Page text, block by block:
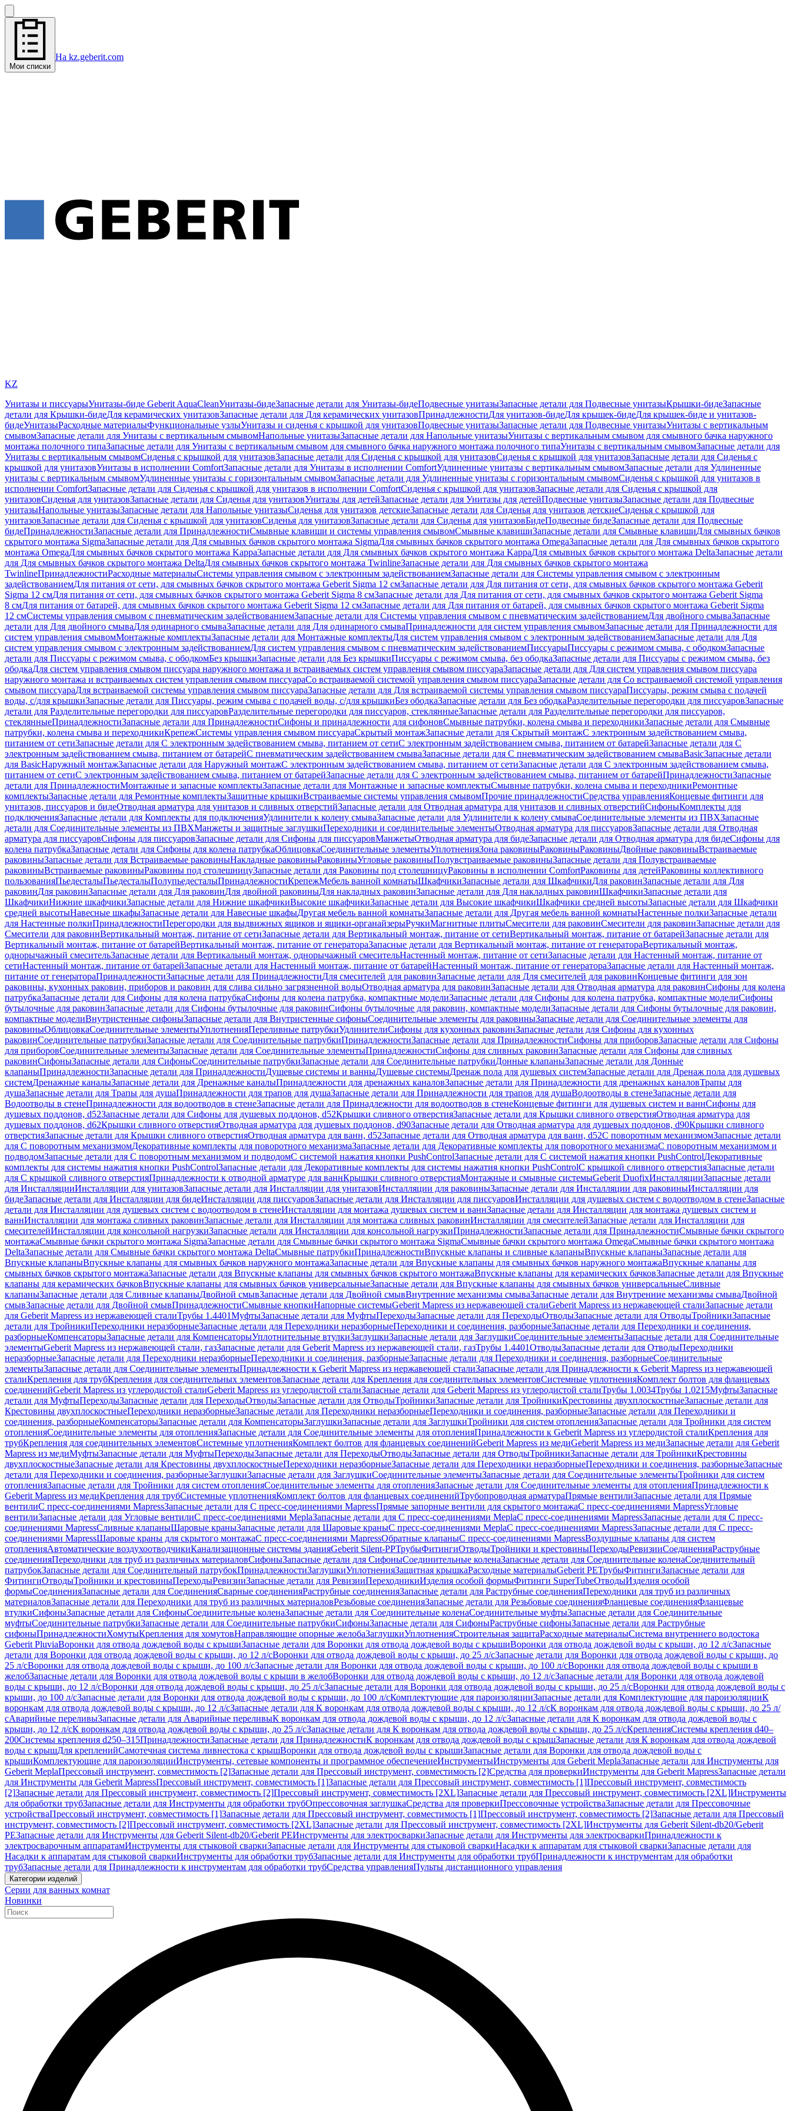
Мои списки
На kz.geberit.com
KZ
Унитазы и писсуарыУнитазы-биде Geberit AquaCleanУнитазы-бидеЗапасные детали для Унитазы-бидеПодвесные унитазыЗапасные детали для Подвесные унитазыКрышки-бидеЗапасные
детали для Крышки-бидеДля керамических унитазовЗапасные детали для Для керамических унитазовПринадлежностиДля унитазов-бидеДля крышек-бидеДля крышек-биде и унитазов-
бидеУнитазыРасходные материалыФункциональные узлыУнитазы и сиденья с крышкой для унитазовПодвесные унитазыЗапасные детали для Подвесные унитазыУнитазы с вертикальным
смывомЗапасные детали для Унитазы с вертикальным смывомНапольные унитазыЗапасные детали для Напольные унитазыУнитазы с вертикальным смывом для смывного бачка наружного
монтажа полочного типаЗапасные детали для Унитазы с вертикальным смывом для смывного бачка наружного монтажа полочного типаУнитазы с вертикальным смывомЗапасные детали для
Унитазы с вертикальным смывомСиденья с крышкой для унитазовЗапасные детали для Сиденья с крышкой для унитазовСиденья с крышкой для унитазовЗапасные детали для Сиденья с
крышкой для унитазовУнитазы в исполнении ComfortЗапасные детали для Унитазы в исполнении ComfortУдлиненные унитазы с вертикальным смывомЗапасные детали для Удлиненные
унитазы с вертикальным смывомУдлиненные унитазы с горизонтальным смывомЗапасные детали для Удлиненные унитазы с горизонтальным смывомСиденья с крышкой для унитазов в
исполнении ComfortЗапасные детали для Сиденья с крышкой для унитазов в исполнении ComfortСиденья с крышкой для унитазовЗапасные детали для Сиденья с крышкой для
унитазовСиденья для унитазовЗапасные детали для Сиденья для унитазовУнитазы для детейЗапасные детали для Унитазы для детейПодвесные унитазыЗапасные детали для Подвесные
унитазыНапольные унитазыЗапасные детали для Напольные унитазыСиденья для унитазов детскиеЗапасные детали для Сиденья для унитазов детскиеСиденья с крышкой для
унитазовЗапасные детали для Сиденья с крышкой для унитазовСиденья для унитазовЗапасные детали для Сиденья для унитазовБидеПодвесные бидеЗапасные детали для Подвесные
бидеПринадлежностиЗапасные детали для ПринадлежностиСмывные клавиши и системы управления смывомСмывные клавишиЗапасные детали для Смывные клавишиДля смывных бачков
скрытого монтажа SigmaЗапасные детали для Для смывных бачков скрытого монтажа SigmaДля смывных бачков скрытого монтажа OmegaЗапасные детали для Для смывных бачков скрытого
монтажа OmegaДля смывных бачков скрытого монтажа KappaЗапасные детали для Для смывных бачков скрытого монтажа KappaДля смывных бачков скрытого монтажа DeltaЗапасные детали
для Для смывных бачков скрытого монтажа DeltaДля смывных бачков скрытого монтажа TwinlineЗапасные детали для Для смывных бачков скрытого монтажа
TwinlineПринадлежностиРасходные материалыСистемы управления смывом с электронным задействованиемЗапасные детали для Системы управления смывом с электронным
задействованиемДля питания от сети, для смывных бачков скрытого монтажа Geberit Sigma 12 смЗапасные детали для Для питания от сети, для смывных бачков скрытого монтажа Geberit
Sigma 12 смДля питания от сети, для смывных бачков скрытого монтажа Geberit Sigma 8 смЗапасные детали для Для питания от сети, для смывных бачков скрытого монтажа Geberit Sigma
8 смДля питания от батарей, для смывных бачков скрытого монтажа Geberit Sigma 12 смЗапасные детали для Для питания от батарей, для смывных бачков скрытого монтажа Geberit Sigma
12 смСистемы управления смывом с пневматическим задействованиемЗапасные детали для Системы управления смывом с пневматическим задействованиемДля двойного смываЗапасные
детали для Для двойного смываДля одинарного смываЗапасные детали для Для одинарного смываПринадлежности для систем управления смывомЗапасные детали для Принадлежности для
систем управления смывомМонтажные комплектыЗапасные детали для Монтажные комплектыДля систем управления смывом с электронным задействованиемЗапасные детали для Для
систем управления смывом с электронным задействованиемДля систем управления смывом с пневматическим задействованиемПиссуарыПиссуары с режимом смыва, с ободкомЗапасные
детали для Писсуары с режимом смыва, с ободкомБез крышкиЗапасные детали для Без крышкиПиссуары с режимом смыва, без ободкаЗапасные детали для Писсуары с режимом смыва, без
ободкаДля систем управления смывом писсуара наружного монтажа и встраиваемых систем управления смывом писсуараЗапасные детали для Для систем управления смывом писсуара
наружного монтажа и встраиваемых систем управления смывом писсуараСо встраиваемой системой управления смывом писсуараЗапасные детали для Со встраиваемой системой управления
смывом писсуараДля встраиваемой системы управления смывом писсуараЗапасные детали для Для встраиваемой системы управления смывом писсуараПиссуары, режим смыва с подачей
воды, с/для крышкиЗапасные детали для Писсуары, режим смыва с подачей воды, с/для крышкиБез ободкаЗапасные детали для Без ободкаРазделительные перегородки для писсуаровЗапасные
детали для Разделительные перегородки для писсуаровРазделительные перегородки для писсуаров, стеклянныеЗапасные детали для Разделительные перегородки для писсуаров,
стеклянныеПринадлежностиЗапасные детали для ПринадлежностиСифоны и принадлежности для сифоновСмывные патрубки, колена смыва и переходникиЗапасные детали для Смывные
патрубки, колена смыва и переходникиКрепежСистемы управления смывом писсуараСкрытый монтажЗапасные детали для Скрытый монтажС электронным задействованием смыва,
питанием от сетиЗапасные детали для С электронным задействованием смыва, питанием от сетиС электронным задействованием смыва, питанием от батарейЗапасные детали для С
электронным задействованием смыва, питанием от батарейС пневматическим задействованием смываЗапасные детали для С пневматическим задействованием смываBasicЗапасные детали
для BasicНаружный монтажЗапасные детали для Наружный монтажС электронным задействованием смыва, питанием от сетиЗапасные детали для С электронным задействованием смыва,
питанием от сетиС электронным задействованием смыва, питанием от батарейЗапасные детали для С электронным задействованием смыва, питанием от батарейПринадлежностиЗапасные
детали для ПринадлежностиМонтажные и запасные комплектыЗапасные детали для Монтажные и запасные комплектыСмывные патрубки, колена смыва и переходникиРемонтные
комплектыЗапасные детали для Ремонтные комплектыЗащитные крышкиВстраиваемые системы управления смывомПрочие принадлежностиСредства управленияКонцевые фитинги для
унитазов, писсуаров и бидеОтводная арматура для унитазов и сливных отверстийЗапасные детали для Отводная арматура для унитазов и сливных отверстийСифоныКомплекты для
подключенияЗапасные детали для Комплекты для подключенияУдлинители к колену смываЗапасные детали для Удлинители к колену смываСоединительные элементы из ПВХЗапасные
детали для Соединительные элементы из ПВХМанжеты и защитные заглушкиПереходники и соединительные элементыОтводная арматура для писсуаровЗапасные детали для Отводная
арматура для писсуаровCифоны для писсуаровЗапасные детали для Cифоны для писсуаровМанжетыОтводная арматура для бидеЗапасные детали для Отводная арматура для бидеСифоны для
колена патрубкаЗапасные детали для Сифоны для колена патрубкаОблицовкаСоединительные элементыУплотненияЗона раковиныРаковиныРаковиныДвойные раковиныВстраиваемые
раковиныЗапасные детали для Встраиваемые раковиныНакладные раковиныРаковиныУгловые раковиныПолувстраиваемые раковиныЗапасные детали для Полувстраиваемые
раковиныВстраиваемые раковиныРаковины под столешницуЗапасные детали для Раковины под столешницуРаковины в исполнении ComfortPаковины для детейРаковины коллективного
пользованияПьедесталыПьедесталыПолупьедесталыПринадлежностиКрепежМебель ванной комнатыШкафчикиЗапасные детали для ШкафчикиДля раковинЗапасные детали для Для
раковинДля раковинЗапасные детали для Для раковинДля двойной раковиныДля накладных pаковинЗапасные детали для Для накладных pаковинШкафчикиЗапасные детали для
ШкафчикиНижние шкафчикиЗапасные детали для Нижние шкафчикиВысокие шкафчикиЗапасные детали для Высокие шкафчикиШкафчики средней высотыЗапасные детали для Шкафчики
средней высотыНавесные шкафыЗапасные детали для Навесные шкафыДругая мебель ванной комнатыЗапасные детали для Другая мебель ванной комнатыНастенные полкиЗапасные детали
для Настенные полкиПринадлежностиПерегородки для выдвижных ящиков и ящики-органайзерыРучкиМагнитные плитыСмесители для раковинСмесители для раковинЗапасные детали для
Смесители для раковинВертикальный монтаж, питание от сетиЗапасные детали для Вертикальный монтаж, питание от сетиВертикальный монтаж, питание от батарейЗапасные детали для
Вертикальный монтаж, питание от батарейВертикальный монтаж, питание от генератораЗапасные детали для Вертикальный монтаж, питание от генератораВертикальный монтаж,
однорычажный смесительЗапасные детали для Вертикальный монтаж, однорычажный смесительНастенный монтаж, питание от сетиЗапасные детали для Настенный монтаж, питание от
сетиНастенный монтаж, питание от батарейЗапасные детали для Настенный монтаж, питание от батарейНастенный монтаж, питание от генератораЗапасные детали для Настенный монтаж,
питание от генератораПринадлежностиЗапасные детали для ПринадлежностиДля смесителей для раковинЗапасные детали для Для смесителей для раковинКонцевые фитинги для зон
раковины, кухонных раковин, приборов и раковин для слива сильно загрязненной водыОтводная арматура для раковинЗапасные детали для Отводная арматура для раковинСифоны для колена
патрубкаЗапасные детали для Сифоны для колена патрубкаСифоны для колена патрубка, компактные моделиЗапасные детали для Сифоны для колена патрубка, компактные моделиСифоны
бутылочные для раковинЗапасные детали для Сифоны бутылочные для раковинСифоны бутылочные для раковин, компактные моделиЗапасные детали для Сифоны бутылочные для раковин,
компактные моделиВнутристенные сифоныЗапасные детали для Внутристенные сифоныСоединительные элементы для раковиныЗапасные детали для Соединительные элементы для
раковиныОблицовкаСоединительные элементыУплотненияПереливные патрубкиУдлинителиСифоны для кухонных раковинЗапасные детали для Сифоны для кухонных
раковинСоединительные патрубкиЗапасные детали для Соединительные патрубкиПринадлежностиЗапасные детали для ПринадлежностиСифоны для приборовЗапасные детали для Сифоны
для приборовСоединительные элементыЗапасные детали для Соединительные элементыПринадлежностиСифоны для сливных раковинЗапасные детали для Сифоны для сливных
раковинСифоныЗапасные детали для СифоныСоединительные патрубкиЗапасные детали для Соединительные патрубкиДонные клапаныЗапасные детали для Донные
клапаныПринадлежностиЗапасные детали для ПринадлежностиДушевые системы и ванныДушевые системыДренаж пола для душевых системЗапасные детали для Дренаж пола для душевых
системДренажные каналыЗапасные детали для Дренажные каналыПринадлежности для дренажных каналовЗапасные детали для Принадлежности для дренажных каналовТрапы для
душаЗапасные детали для Трапы для душаПринадлежности для трапов для душаЗапасные детали для Принадлежности для трапов для душаВодоотводы в стенеЗапасные детали для
Водоотводы в стенеПринадлежности для водоотводов в стенеЗапасные детали для Принадлежности для водоотводов в стенеКонцевые фитинги для душевых систем и ваннСифоны для
душевых поддонов, d52Запасные детали для Сифоны для душевых поддонов, d52Крышки сливного отверстияЗапасные детали для Крышки сливного отверстияОтводная арматура для
душевых поддонов, d62Крышки сливного отверстияОтводная арматура для душевых поддонов, d90Запасные детали для Отводная арматура для душевых поддонов, d90Крышки сливного
отверстияЗапасные детали для Крышки сливного отверстияОтводная арматура для ванн, d52Запасные детали для Отводная арматура для ванн, d52С поворотным механизмомЗапасные детали
для С поворотным механизмомДекоративные комплекты для поворотного механизмаЗапасные детали для Декоративные комплекты для поворотного механизмаС поворотным механизмом и
подводомЗапасные детали для С поворотным механизмом и подводомС системой нажатия кнопки PushControlЗапасные детали для С системой нажатия кнопки PushControlДекоративные
комплекты для системы нажатия кнопки PushControlЗапасные детали для Декоративные комплекты для системы нажатия кнопки PushControlС крышкой сливного отверстияЗапасные детали
для С крышкой сливного отверстияПринадлежности к отводной арматуре для ваннКрышки сливного отверстияМонтажные и смывные системыGeberit DuofixИнсталляцииЗапасные детали
для ИнсталляцииИнсталляции для унитазовЗапасные детали для Инсталляции для унитазовИнсталляции для раковиныЗапасные детали для Инсталляции для раковиныИнсталляции для
бидеЗапасные детали для Инсталляции для бидеИнсталляции для писсуаровЗапасные детали для Инсталляции для писсуаровИнсталляции для душевых систем с водоотводом в стенеЗапасные
детали для Инсталляции для душевых систем с водоотводом в стенеИнсталляции для монтажа душевых систем и ваннЗапасные детали для Инсталляции для монтажа душевых систем и
ваннИнсталляции для монтажа сливных раковинЗапасные детали для Инсталляции для монтажа сливных раковинИнсталляции для смесителейЗапасные детали для Инсталляции для
смесителейИнсталляции для консольной нагрузкиЗапасные детали для Инсталляции для консольной нагрузкиПринадлежностиЗапасные детали для ПринадлежностиСмывные бачки скрытого
монтажаСмывные бачки скрытого монтажа SigmaЗапасные детали для Смывные бачки скрытого монтажа SigmaСмывные бачки скрытого монтажа OmegaСмывные бачки скрытого монтажа
DeltaЗапасные детали для Смывные бачки скрытого монтажа DeltaСмывные патрубкиПринадлежностиВпускные клапаны и сливные клапаныВпускные клапаныЗапасные детали для
Впускные клапаныВпускные клапаны для смывных бачков наружного монтажаЗапасные детали для Впускные клапаны для смывных бачков наружного монтажаВпускные клапаны для
смывных бачков скрытого монтажаЗапасные детали для Впускные клапаны для смывных бачков скрытого монтажаВпускные клапаны для керамических бачковЗапасные детали для Впускные
клапаны для керамических бачковВпускные клапаны для смывных бачков универсальныеЗапасные детали для Впускные клапаны для смывных бачков универсальныеСливные
клапаныЗапасные детали для Сливные клапаныДвойной смывЗапасные детали для Двойной смывВнутренние механизмы смываЗапасные детали для Внутренние механизмы смываДвойной
смывЗапасные детали для Двойной смывПринадлежностиСмывные кнопкиНапорные системыGeberit Mapress из нержавеющей сталиGeberit Mapress из нержавеющей сталиЗапасные детали
для Geberit Mapress из нержавеющей сталиТрубы 1.4401МуфтыЗапасные детали для МуфтыПереходыЗапасные детали для ПереходыОтводыЗапасные детали для ОтводыТройникиЗапасные
детали для ТройникиПереходники неразборныеЗапасные детали для Переходники неразборныеПереходники и соединения, разборныеЗапасные детали для Переходники и соединения,
разборныеКомпенсаторыЗапасные детали для КомпенсаторыУплотнительные втулкиЗаглушкиЗапасные детали для ЗаглушкиСоединительные элементыЗапасные детали для Соединительные
элементыGeberit Mapress из нержавеющей стали, газЗапасные детали для Geberit Mapress из нержавеющей стали, газТрубы 1.4401ОтводыЗапасные детали для ОтводыПереходники
неразборныеЗапасные детали для Переходники неразборныеПереходники и соединения, разборныеЗапасные детали для Переходники и соединения, разборныеСоединительные
элементыЗапасные детали для Соединительные элементыПринадлежности к Geberit Mapress из нержавеющей сталиЗапасные детали для Принадлежности к Geberit Mapress из нержавеющей
сталиКрепления для трубКрепления для соединительных элементовЗапасные детали для Крепления для соединительных элементовСистемные уплотненияКомплект болтов для фланцевых
соединенийGeberit Mapress из углеродистой сталиGeberit Mapress из углеродистой сталиЗапасные детали для Geberit Mapress из углеродистой сталиТрубы 1.0034Трубы 1.0215МуфтыЗапасные
детали для МуфтыПереходыЗапасные детали для ПереходыОтводыЗапасные детали для ОтводыТройникиЗапасные детали для ТройникиКрестовины двухплоскостныеЗапасные детали для
Крестовины двухплоскостныеПереходники неразборныеЗапасные детали для Переходники неразборныеПереходники и соединения, разборныеЗапасные детали для Переходники и
соединения, разборныеКомпенсаторыЗапасные детали для КомпенсаторыЗаглушкиЗапасные детали для ЗаглушкиТройники для систем отопленияЗапасные детали для Тройники для систем
отопленияСоединительные элементы для отопленияЗапасные детали для Соединительные элементы для отопленияПринадлежности к Geberit Mapress из углеродистой сталиКрепления для
трубКрепления для соединительных элементовСистемные уплотненияКомплект болтов для фланцевых соединенийGeberit Mapress из медиGeberit Mapress из медиЗапасные детали для Geberit
Mapress из медиМуфтыЗапасные детали для МуфтыПереходыЗапасные детали для ПереходыОтводыЗапасные детали для ОтводыТройникиЗапасные детали для ТройникиКрестовины
двухплоскостныеЗапасные детали для Крестовины двухплоскостныеПереходники неразборныеЗапасные детали для Переходники неразборныеПереходники и соединения, разборныеЗапасные
детали для Переходники и соединения, разборныеЗаглушкиЗапасные детали для ЗаглушкиСоединительные элементыЗапасные детали для Соединительные элементыТройники для систем
отопленияЗапасные детали для Тройники для систем отопленияСоединительные элементы для отопленияЗапасные детали для Соединительные элементы для отопленияПринадлежности к
Geberit Mapress из медиКрепления для трубСистемные уплотненияКомплект болтов для фланцевых соединенийТрубопроводная арматураПрямые вентилиЗапасные детали для Прямые
вентилиС пресс-соединениями MapressЗапасные детали для С пресс-соединениями MapressПрямые запорные вентили для скрытого монтажаС пресс-соединениями MapressУгловые
вентилиЗапасные детали для Угловые вентилиС пресс-соединениями MeplaЗапасные детали для С пресс-соединениями MeplaС пресс-соединениями MapressЗапасные детали для С пресс-
соединениями MapressСливные клапаныШаровые краныЗапасные детали для Шаровые краныС пресс-соединениями MeplaС пресс-соединениями MapressЗапасные детали для С пресс-
соединениями MapressШаровые краны для скрытого монтажаС пресс-соединениями MapressОбратные клапаныС пресс-соединениями MapressВоздушные клапаны для систем
отопленияАвтоматические воздухоотводчикиКанализационные системы зданияGeberit Silent-PPТрубыФитингиОтводыТройники и крестовиныПереходыРевизииСоединенияРаструбные
соединенияПереходники для труб из различных материаловСифоныЗапасные детали для СифоныСоединительные коленаЗапасные детали для Соединительные коленаСоединительный
патрубокЗапасные детали для Соединительный патрубокПринадлежностиЗаглушкиУплотненияЗащитная крышкаРасходные материалыGeberit PEТрубыФитингиЗапасные детали для
ФитингиОтводыТройники и крестовиныПереходыРевизииЗапасные детали для РевизииПереходникиИзделия особой формыФитинги SuperTubeОтводыИзделия особой
формыСоединенияЗапасные детали для СоединенияСварные соединенияРаструбные соединенияЗапасные детали для Раструбные соединенияПереходники для труб из различных
материаловЗапасные детали для Переходники для труб из различных материаловРезьбовые соединенияЗапасные детали для Резьбовые соединенияФланцевые соединенияФланцевые
втулкиСифоныЗапасные детали для СифоныСоединительные коленаЗапасные детали для Соединительные коленаСоединительные муфтыЗапасные детали для Соединительные
муфтыСоединительные патрубкиЗапасные детали для Соединительные патрубкиСифоныЗапасные детали для СифоныРаструбные сифоныЗапасные детали для Раструбные
сифоныПринадлежностиХомутыКрепления для хомутовНаправляющие опорные желобаЗаглушкиУплотненияСтроительная защитаРасходные материалыСистема внутреннего водостока
Geberit PluviaВоронки для отвода дождевой воды с крышиЗапасные детали для Воронки для отвода дождевой воды с крышиВоронки для отвода дождевой воды с крыши, до 12 л/сЗапасные
детали для Воронки для отвода дождевой воды с крыши, до 12 л/сВоронки для отвода дождевой воды с крыши, до 25 л/сЗапасные детали для Воронки для отвода дождевой воды с крыши, до
25 л/сВоронки для отвода дождевой воды с крыши, до 100 л/сЗапасные детали для Воронки для отвода дождевой воды с крыши, до 100 л/сВоронки для отвода дождевой воды с крыши в
желобЗапасные детали для Воронки для отвода дождевой воды с крыши в желобВоронки для отвода дождевой воды с крыши, до 12 л/сЗапасные детали для Воронки для отвода дождевой
воды с крыши, до 12 л/сВоронки для отвода дождевой воды с крыши, до 25 л/сЗапасные детали для Воронки для отвода дождевой воды с крыши, до 25 л/сВоронки для отвода дождевой воды с
крыши, до 100 л/сЗапасные детали для Воронки для отвода дождевой воды с крыши, до 100 л/сКомплектующие для пароизоляцииЗапасные детали для Комплектующие для пароизоляцииК
воронкам для отвода дождевой воды с крыши, до 12 л/сЗапасные детали для К воронкам для отвода дождевой воды с крыши, до 12 л/сК воронкам для отвода дождевой воды с крыши, до 25 л/
сАварийные переливыЗапасные детали для Аварийные переливыК воронкам для отвода дождевой воды с крыши, до 12 л/сЗапасные детали для К воронкам для отвода дождевой воды с
крыши, до 12 л/сК воронкам для отвода дождевой воды с крыши, до 25 л/сЗапасные детали для К воронкам для отвода дождевой воды с крыши, до 25 л/сКрепленияСистемы крепления d40–
200Системы крепления d250–315ПринадлежностиЗапасные детали для ПринадлежностиК воронкам для отвода дождевой воды с крышЗапасные детали для К воронкам для отвода дождевой
воды с крышДля крепленийСамотечная система ливнестока с крышВоронки для отвода дождевой воды с крышиЗапасные детали для Воронки для отвода дождевой воды с
крышиКомплектующие для пароизоляцииИнструменты, сетевые компоненты и программное обеспечениеИнструментыИнструменты для Geberit MeplaЗапасные детали для Инструменты для
Geberit MeplaПрессовый инструмент, совместимость [2]Запасные детали для Прессовый инструмент, совместимость [2]Средства для проверкиИнструменты для Geberit MapressЗапасные детали
для Инструменты для Geberit MapressПрессовый инструмент, совместимость [1]Запасные детали для Прессовый инструмент, совместимость [1]Прессовый инструмент, совместимость
[2]Запасные детали для Прессовый инструмент, совместимость [2]Прессовый инструмент, совместимость [2XL]Запасные детали для Прессовый инструмент, совместимость [2XL]Инструменты
для обработки трубЗапасные детали для Инструменты для обработки трубОпрессовочная заглушкаСредства для проверкиПрессовочные устройстваЗапасные детали для Прессовочные
устройстваПрессовый инструмент, совместимость [1]Запасные детали для Прессовый инструмент, совместимость [1]Прессовый инструмент, совместимость [2]Запасные детали для Прессовый
инструмент, совместимость [2]Прессовый инструмент, совместимость [2XL]Запасные детали для Прессовый инструмент, совместимость [2XL]Инструменты для Geberit Silent-db20/Geberit
PEЗапасные детали для Инструменты для Geberit Silent-db20/Geberit PEИнструменты для электросваркиЗапасные детали для Инструменты для электросваркиПринадлежности к
электросварочным аппаратамИнструменты для стыковой сваркиЗапасные детали для Инструменты для стыковой сваркиНасадки к аппаратам для стыковой сваркиЗапасные детали для
Насадки к аппаратам для стыковой сваркиИнструменты для обработки трубЗапасные детали для Инструменты для обработки трубПринадлежности к инструментам для обработки
трубЗапасные детали для Принадлежности к инструментам для обработки трубСредства управленияПульты дистанционного управления
Категории изделий
Серии для ванных комнат
Новинки